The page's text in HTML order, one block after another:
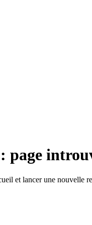
page
et lancer une nouvelle